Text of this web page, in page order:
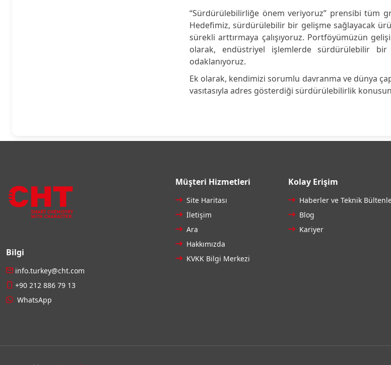
“Sürdürülebilirliğe önem veriyoruz” prensibi tüm
Hedefimiz, sürdürülebilir bir gelişme sağlayacak
sürekli arttırmaya çalışıyoruz. Portföyümüzün
olarak, endüstriyel işlemlerde sürdürülebilir
odaklanıyoruz.
Ek olarak, kendimizi sorumlu davranma ve dünya
vasıtasıyla adres gösterdiği sürdürülebilirlik
Bilgi
info.turkey@cht.com
+90 212 886 79 13
WhatsApp
Müşteri Hizmetleri
Site Haritası
İletişim
Ara
Hakkımızda
KVKK Bilgi Merkezi
Kolay Erişim
Haberler ve Teknik
Blog
Kariyer